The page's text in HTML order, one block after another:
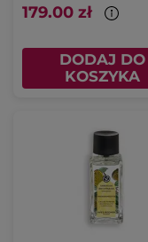
179.00 zł
DODAJ DO
KOSZYKA